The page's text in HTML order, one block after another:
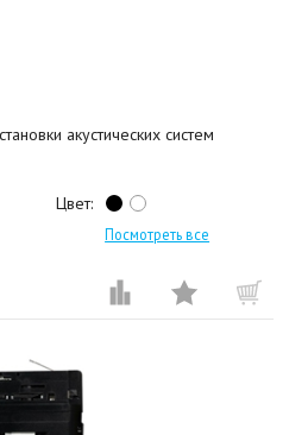
акустических систем
Цвет:
Посмотреть все